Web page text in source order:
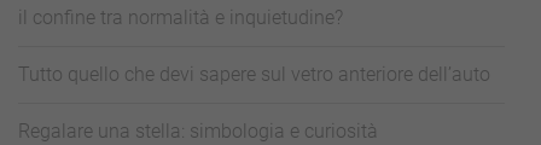
il confine tra normalità e inquietudine?
Tutto quello che devi sapere sul vetro anteriore dell’auto
Regalare una stella: simbologia e curiosità